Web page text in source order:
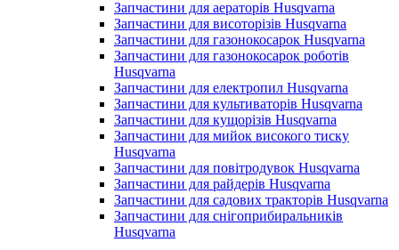
Запчастини для аераторів Husqvarna
Запчастини для висоторізів Husqvarna
Запчастини для газонокосарок Husqvarna
Запчастини для газонокосарок роботів
Husqvarna
Запчастини для електропил Husqvarna
Запчастини для культиваторів Husqvarna
Запчастини для кущорізів Husqvarna
Запчастини для мийок високого тиску
Husqvarna
Запчастини для повітродувок Husqvarna
Запчастини для райдерів Husqvarna
Запчастини для садових тракторів Husqvarna
Запчастини для снігоприбиральників
Husqvarna